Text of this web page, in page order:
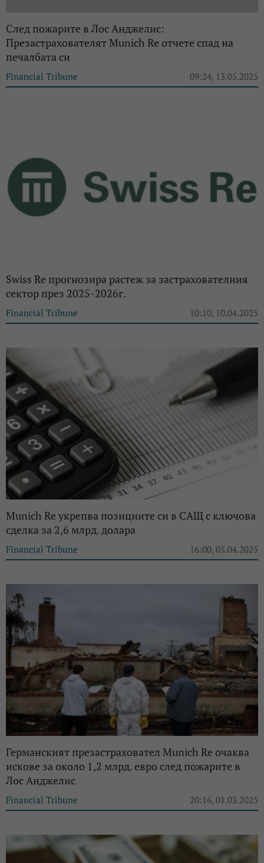
След пожарите в Лос Анджелис:
Презастрахователят Munich Re отчете спад на
печалбата си
Financial Tribune 09:24, 13.05.2025
Swiss Re прогнозира растеж за застрахователния
сектор през 2025-2026г.
Financial Tribune 10:10, 10.04.2025
Munich Re укрепва позициите си в САЩ с ключова
сделка за 2,6 млрд. долара
Financial Tribune 16:00, 05.04.2025
Германският презастраховател Munich Re очаква
искове за около 1,2 млрд. евро след пожарите в
Лос Анджелис
Financial Tribune 20:16, 01.03.2025